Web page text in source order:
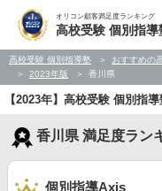
オリコン顧客満足度ランキング
高校受験 個別指導
高校受験 個別指導塾
おすすめの
2023年版
香川県
【2023年】高校受験 個別指
香川県 満足度ラン
個別指導Axis